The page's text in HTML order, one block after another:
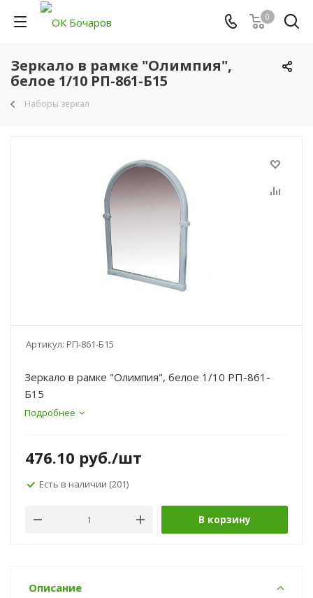
0
Зеркало в рамке "Олимпия",
белое 1/10 РП-861-Б15
Наборы зеркал
Артикул: РП-861-Б15
Зеркало в рамке "Олимпия", белое 1/10 РП-861-
Б15
Подробнее
476.10 руб./шт
Есть в наличии (201)
В корзину
Описание